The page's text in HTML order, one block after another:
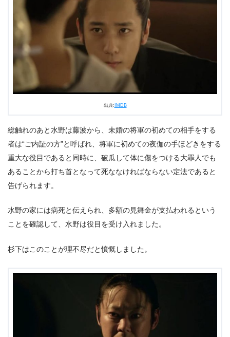
出典: IMDB
総触れのあと水野は藤波から、未婚の将軍の初めての相手をする
者は“ご内証の方”と呼ばれ、将軍に初めての夜伽の手ほどきをする
重大な役目であると同時に、破瓜して体に傷をつける大罪人でも
あることから打ち首となって死ななければならない定法であると
告げられます。
水野の家には病死と伝えられ、多額の見舞金が支払われるという
ことを確認して、水野は役目を受け入れました。
杉下はこのことが理不尽だと憤慨しました。